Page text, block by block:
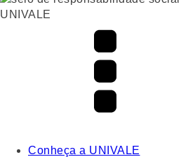
UNIVALE
Conheça a UNIVALE